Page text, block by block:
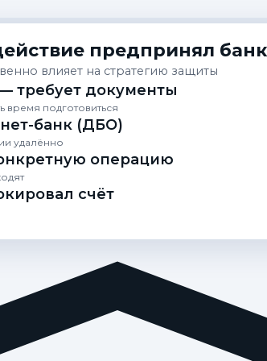
предпринял
влияет на стратегию защиты
требует документы
время подготовиться
банк (ДБО)
удалённо
операцию
счёт